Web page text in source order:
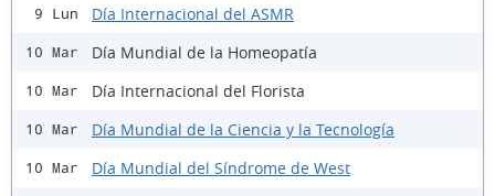
9 Lun Día Internacional del ASMR
10 Mar Día Mundial de la Homeopatía
10 Mar Día Internacional del Florista
10 Mar Día Mundial de la Ciencia y la Tecnología
10 Mar Día Mundial del Síndrome de West